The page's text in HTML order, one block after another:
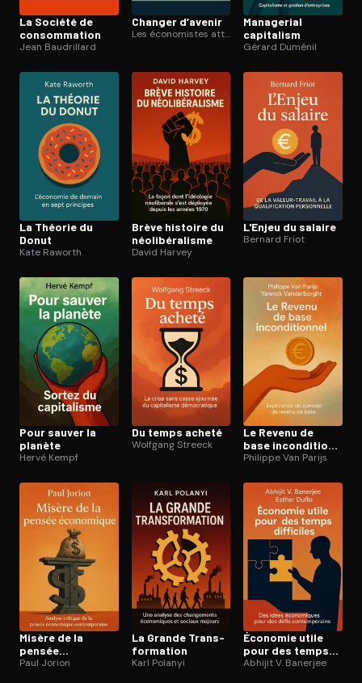
La Société de
consom­ma­tion
Jean Baudrillard
Changer d’avenir
Les économistes atterrés
Managerial
capitalism
Gérard Duménil
La Théorie du
Donut
Kate Raworth
Brève histoire du
néo­li­bé­ra­lisme
David Harvey
L'Enjeu du salaire
Bernard Friot
Pour sauver la
planète
Hervé Kempf
Du temps acheté
Wolfgang Streeck
Le Revenu de
base in­con­di­tion­
nel
Philippe Van Parijs
Misère de la
pensée
économique
Paul Jorion
La Grande Trans­
for­ma­tion
Karl Polanyi
Économie utile
pour des temps
difficiles
Abhijit V. Banerjee